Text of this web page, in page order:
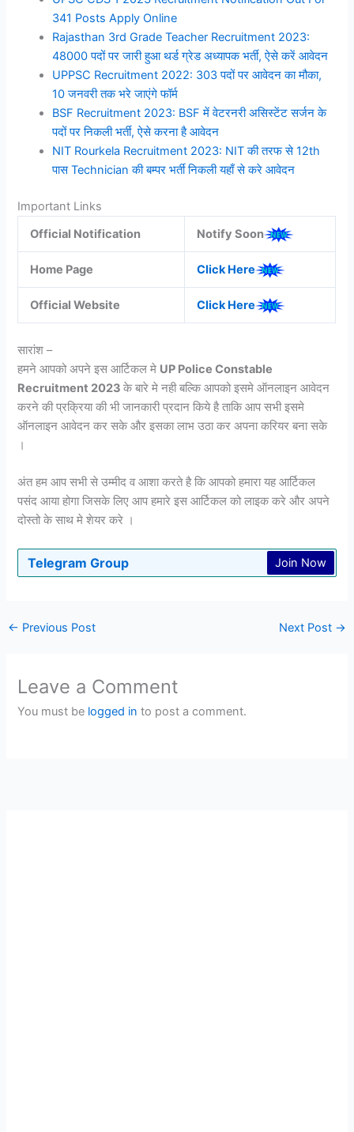
341 Posts Apply Online
Rajasthan 3rd Grade Teacher Recruitment 2023:
48000 पदों पर जारी हुआ थर्ड ग्रेड अध्यापक भर्ती, ऐसे करें आवेदन
UPPSC Recruitment 2022: 303 पदों पर आवेदन का मौका,
10 जनवरी तक भरे जाएंगे फॉर्म
BSF Recruitment 2023: BSF में वेटरनरी असिस्टेंट सर्जन के
पदों पर निकली भर्ती, ऐसे करना है आवेदन
NIT Rourkela Recruitment 2023: NIT की तरफ से 12th
पास Technician की बम्पर भर्ती निकली यहाँ से करे आवेदन
Important Links
Official Notification
Notify Soon
Home Page Click Here
Official Website Click Here
सारांश –
हमने आपको अपने इस आर्टिकल मे UP Police Constable
Recruitment 2023के बारे मे नही बल्कि आपको इसमे ऑनलाइन आवेदन
करने की प्रक्रिया की भी जानकारी प्रदान किये है ताकि आप सभी इसमे
ऑनलाइन आवेदन कर सके और इसका लाभ उठा कर अपना करियर बना सके
।
अंत हम आप सभी से उम्मीद व आशा करते है कि आपको हमारा यह आर्टिकल
पसंद आया होगा जिसके लिए आप हमारे इस आर्टिकल को लाइक करे और अपने
दोस्तो के साथ मे शेयर करे ।
Telegram Group Join Now
← Previous Post Next Post →
Leave a Comment
You must be logged in to post a comment.